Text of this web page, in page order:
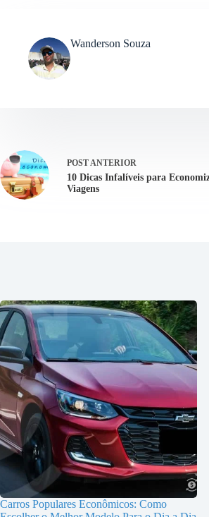
Wanderson Souza
POST ANTERIOR
10 Dicas Infalíveis para
Viagens
Carros Populares Econômicos: Como